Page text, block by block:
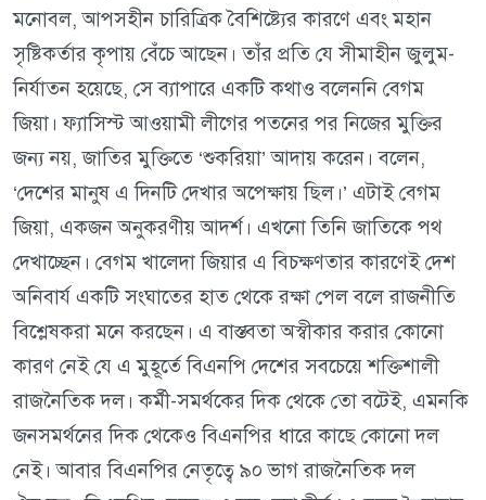
মনোবল, আপসহীন চারিত্রিক বৈশিষ্ট্যের কারণে এবং মহান
সৃষ্টিকর্তার কৃপায় বেঁচে আছেন। তাঁর প্রতি যে সীমাহীন জুলুম-
নির্যাতন হয়েছে, সে ব্যাপারে একটি কথাও বলেননি বেগম
জিয়া। ফ্যাসিস্ট আওয়ামী লীগের পতনের পর নিজের মুক্তির
জন্য নয়, জাতির মুক্তিতে ‘শুকরিয়া’ আদায় করেন। বলেন,
‘দেশের মানুষ এ দিনটি দেখার অপেক্ষায় ছিল।’ এটাই বেগম
জিয়া, একজন অনুকরণীয় আদর্শ। এখনো তিনি জাতিকে পথ
দেখাচ্ছেন। বেগম খালেদা জিয়ার এ বিচক্ষণতার কারণেই দেশ
অনিবার্য একটি সংঘাতের হাত থেকে রক্ষা পেল বলে রাজনীতি
বিশ্লেষকরা মনে করছেন। এ বাস্তবতা অস্বীকার করার কোনো
কারণ নেই যে এ মুহূর্তে বিএনপি দেশের সবচেয়ে শক্তিশালী
রাজনৈতিক দল। কর্মী-সমর্থকের দিক থেকে তো বটেই, এমনকি
জনসমর্থনের দিক থেকেও বিএনপির ধারে কাছে কোনো দল
নেই। আবার বিএনপির নেতৃত্বে ৯০ ভাগ রাজনৈতিক দল